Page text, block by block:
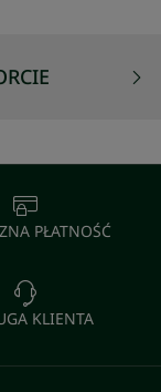
PŁATNOŚĆ
KLIENTA